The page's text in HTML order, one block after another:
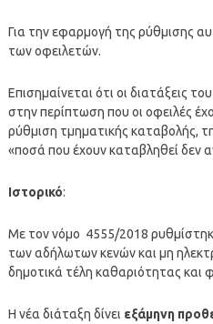
Για την εφαρμογή της ρύθμισης
των οφειλετών.
Επισημαίνεται ότι οι διατάξεις
στην περίπτωση που οι οφειλές
ρύθμιση τμηματικής καταβολής,
«ποσά που έχουν καταβληθεί δεν
Ιστορικό:
Με τον νόμο 4555/2018
των αδήλωτων κενών και μη
δημοτικά τέλη καθαριότητας και
Η νέα διάταξη δίνει εξάμηνη